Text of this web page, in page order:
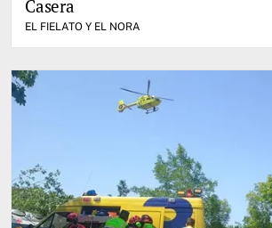
Casera
EL FIELATO Y EL NORA